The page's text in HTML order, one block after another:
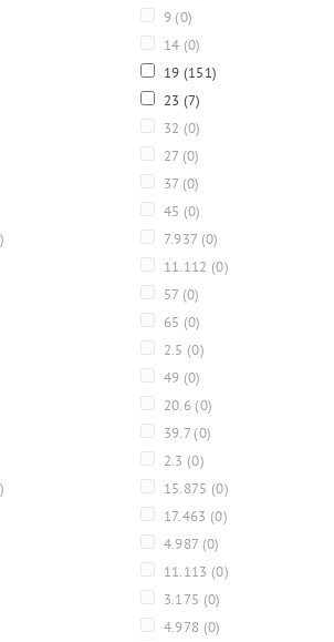
9 (0)
14 (0)
19 (151)
23 (7)
32 (0)
27 (0)
37 (0)
45 (0)
7.937 (0)
11.112 (0)
57 (0)
65 (0)
2.5 (0)
49 (0)
20.6 (0)
39.7 (0)
2.3 (0)
15.875 (0)
17.463 (0)
4.987 (0)
11.113 (0)
3.175 (0)
4.978 (0)